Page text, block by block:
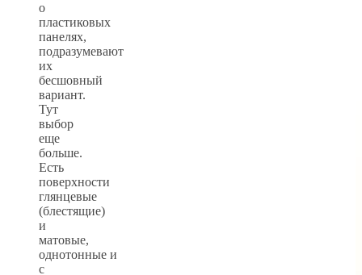
о
пластиковых
панелях,
подразумевают
их
бесшовный
вариант.
Тут
выбор
еще
больше.
Есть
поверхности
глянцевые
(блестящие)
и
матовые,
однотонные и
с